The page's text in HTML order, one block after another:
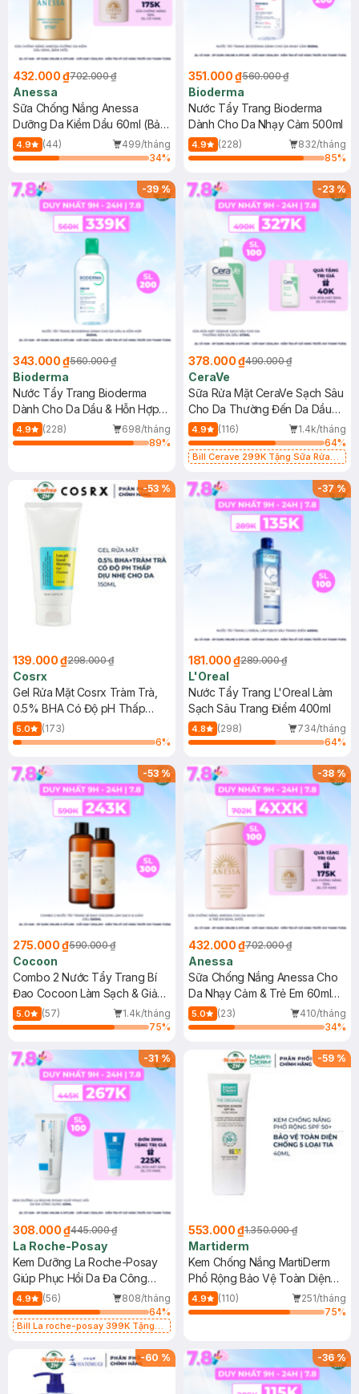
432.000 ₫702.000 ₫
Anessa
Sữa Chống Nắng Anessa
Dưỡng Da Kiềm Dầu 60ml (Bản
Mới)
4.9 (44)
499/tháng
34%
351.000 ₫560.000 ₫
Bioderma
Nước Tẩy Trang Bioderma
Dành Cho Da Nhạy Cảm 500ml
4.9 (228)
832/tháng
85%
-39%
343.000 ₫560.000 ₫
Bioderma
Nước Tẩy Trang Bioderma
Dành Cho Da Dầu & Hỗn Hợp
500ml
4.9 (228)
698/tháng
89%
-23%
378.000 ₫490.000 ₫
CeraVe
Sữa Rửa Mặt CeraVe Sạch Sâu
Cho Da Thường Đến Da Dầu
473ml
4.9 (116)
1.4k/tháng
64%
Bill Cerave 299K Tặng Sữa Rửa
-53 %
139.000 ₫298.000 ₫
Cosrx
Gel Rửa Mặt Cosrx Tràm Trà,
0.5% BHA Có Độ pH Thấp
150ml
5.0
(173)
6%
-37%
181.000 ₫289.000 ₫
L'Oreal
Nước Tẩy Trang L'Oreal Làm
Sạch Sâu Trang Điểm 400ml
4.8 (298)
734/tháng
64%
-53%
275.000 ₫590.000 ₫
Cocoon
Combo 2 Nước Tẩy Trang Bí
Đao Cocoon Làm Sạch & Giảm
Dầu 500ml
5.0 (57)
1.4k/tháng
75%
-38%
432.000 ₫702.000 ₫
Anessa
Sữa Chống Nắng Anessa Cho
Da Nhạy Cảm & Trẻ Em 60ml
(Mới)
5.0 (23)
410/tháng
34%
-31%
308.000 ₫445.000 ₫
La Roche-Posay
Kem Dưỡng La Roche-Posay
Giúp Phục Hồi Da Đa Công
Dụng 40ml
4.9 (56)
808/tháng
64%
Bill La roche-posay 399K Tặng
(SL có hạn)
-59 %
553.000 ₫1.350.000 ₫
Martiderm
Kem Chống Nắng MartiDerm
Phổ Rộng Bảo Vệ Toàn Diện
40ml
4.9 (110)
251/tháng
75%
-60 % -36%